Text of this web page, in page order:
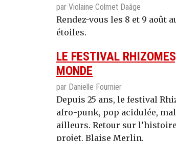
par Violaine Colmet Daâge
Rendez-vous les 8 et 9 août
étoiles.
LE FESTIVAL
MONDE
par Danielle Fournier
Depuis 25 ans, le festival
afro-punk, pop acidulée,
ailleurs. Retour sur
projet, Blaise Merlin.